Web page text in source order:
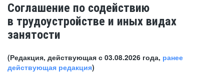
Соглашение по содействию
в трудоустройстве и иных видах
занятости
(Редакция, действующая с 03.08.2026 года, ранее
действующая редакция)